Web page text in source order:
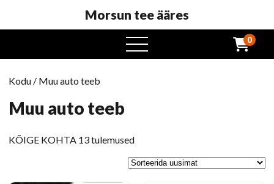
Morsun tee ääres
avatud
menüü
0
Kodu / Muu auto teeb
Muu auto teeb
KÕIGE KOHTA 13 tulemusedSorteeritud